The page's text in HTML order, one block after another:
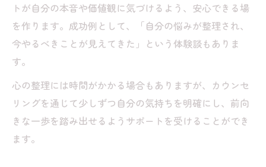
トが自分の本音や価値観に気づけるよう、安心できる場
を作ります。成功例として、「自分の悩みが整理され、
今やるべきことが見えてきた」という体験談もありま
す。
心の整理には時間がかかる場合もありますが、カウンセ
リングを通じて少しずつ自分の気持ちを明確にし、前向
きな一歩を踏み出せるようサポートを受けることができ
ます。